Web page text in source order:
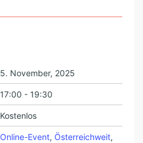
5. November, 2025
17:00 - 19:30
Kostenlos
Online-Event, Österreichweit,